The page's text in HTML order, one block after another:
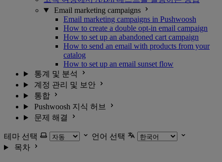
Email marketing campaigns
Email marketing campaigns in Pushwoosh
How to create a double opt-in email campaign
How to set up an abandoned cart campaign
How to send an email with products from your
catalog
How to set up an email sunset flow
통계 및 분석
계정 관리 및 보안
통합
Pushwoosh 지식 허브
문제 해결
테마 선택
언어 선택
목차